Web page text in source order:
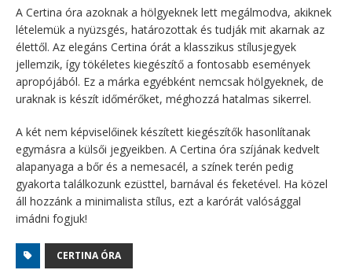
A Certina óra azoknak a hölgyeknek lett megálmodva, akiknek
lételemük a nyüzsgés, határozottak és tudják mit akarnak az
élettől. Az elegáns Certina órát a klasszikus stílusjegyek
jellemzik, így tökéletes kiegészítő a fontosabb események
apropójából. Ez a márka egyébként nemcsak hölgyeknek, de
uraknak is készít időmérőket, méghozzá hatalmas sikerrel.
A két nem képviselőinek készített kiegészítők hasonlítanak
egymásra a külsői jegyeikben. A Certina óra szíjának kedvelt
alapanyaga a bőr és a nemesacél, a színek terén pedig
gyakorta találkozunk ezüsttel, barnával és feketével. Ha közel
áll hozzánk a minimalista stílus, ezt a karórát valósággal
imádni fogjuk!
CERTINA ÓRA